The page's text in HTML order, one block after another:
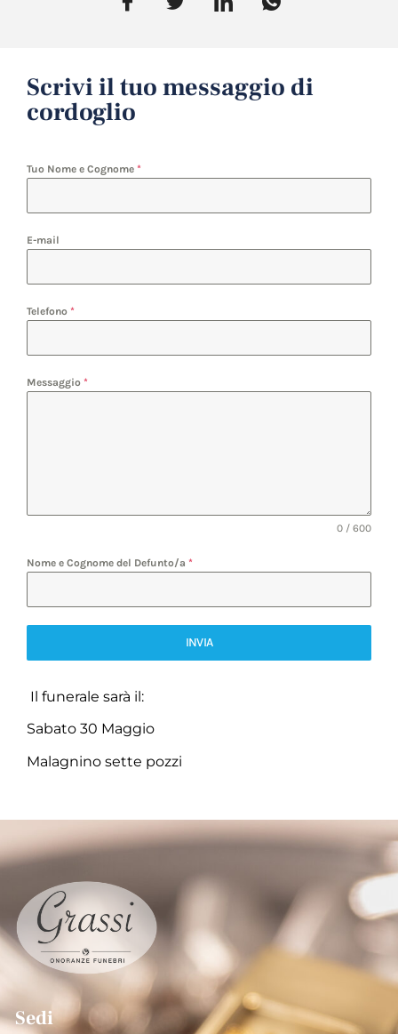
Scrivi il tuo messaggio di
cordoglio
Tuo Nome e Cognome *
E-mail
Telefono *
Messaggio *
0 / 600
Nome e Cognome del Defunto/a *
INVIA
Il funerale sarà il:
Sabato 30 Maggio
Malagnino sette pozzi
Sedi